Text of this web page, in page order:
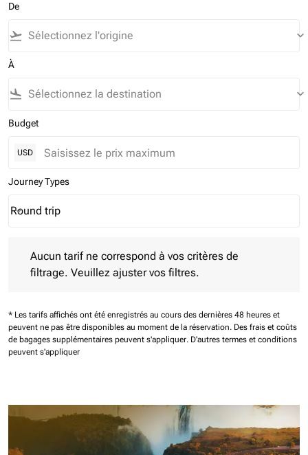
De
flight_takeoff keyboard_arrow_down
À
flight_land keyboard_arrow_down
Budget
USD
Journey Types
Journey Types option Round trip Selected
Round trip
keyboard_arrow_down
Aucun tarif ne correspond à vos critères de
filtrage. Veuillez ajuster vos filtres.
* Les tarifs affichés ont été enregistrés au cours des dernières 48 heures et
peuvent ne pas être disponibles au moment de la réservation. Des frais et coûts
de bagages supplémentaires peuvent s'appliquer. D'autres termes et conditions
peuvent s'appliquer